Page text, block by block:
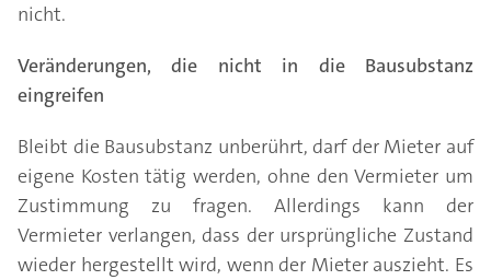
nicht.
Veränderungen, die nicht in die Bausubstanz
eingreifen
Bleibt die Bausubstanz unberührt, darf der Mieter auf
eigene Kosten tätig werden, ohne den Vermieter um
Zustimmung zu fragen. Allerdings kann der
Vermieter verlangen, dass der ursprüngliche Zustand
wieder hergestellt wird, wenn der Mieter auszieht. Es